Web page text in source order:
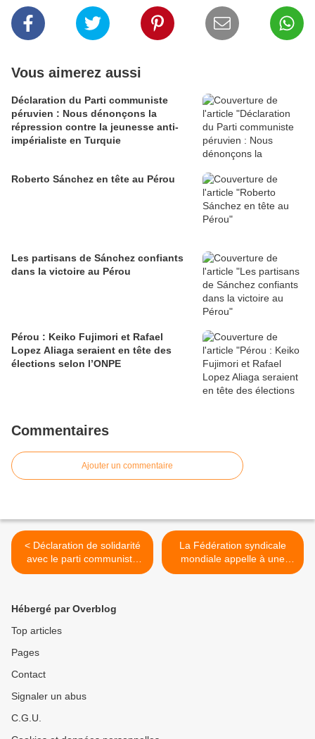
Vous aimerez aussi
Déclaration du Parti communiste
péruvien : Nous dénonçons la
répression contre la jeunesse anti-
impérialiste en Turquie
Roberto Sánchez en tête au Pérou
Les partisans de Sánchez confiants
dans la victoire au Pérou
Pérou : Keiko Fujimori et Rafael
Lopez Aliaga seraient en tête des
élections selon l’ONPE
Commentaires
Ajouter un commentaire
< Déclaration de solidarité
avec le parti communiste
allemand DKP
La Fédération syndicale
mondiale appelle à une
conférence de solidarité
Hébergé par Overblog
Top articles
Pages
Contact
Signaler un abus
C.G.U.